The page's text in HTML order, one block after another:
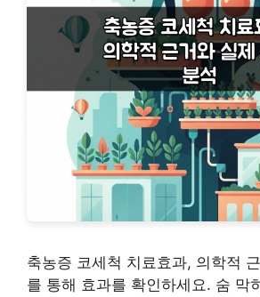
축농증 코세척 치료효과, 의학적
를 통해 효과를 확인하세요. 숨 막